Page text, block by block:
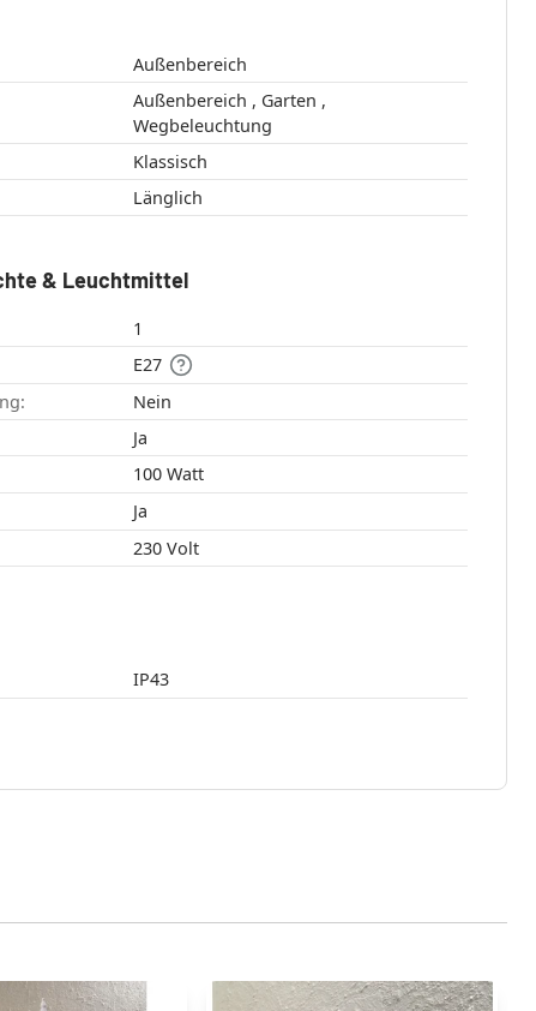
Außenbereich
Außenbereich , Garten ,
Wegbeleuchtung
Klassisch
Länglich
& Leuchtmittel
1
E27
Nein
Ja
100 Watt
Ja
230 Volt
IP43